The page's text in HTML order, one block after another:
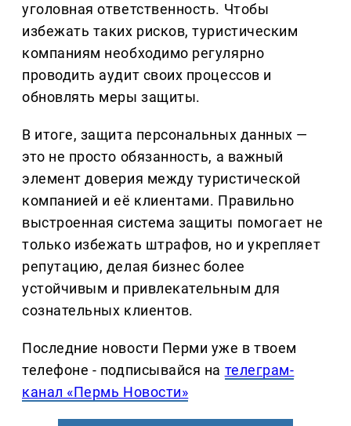
уголовная ответственность. Чтобы
избежать таких рисков, туристическим
компаниям необходимо регулярно
проводить аудит своих процессов и
обновлять меры защиты.
В итоге, защита персональных данных —
это не просто обязанность, а важный
элемент доверия между туристической
компанией и её клиентами. Правильно
выстроенная система защиты помогает не
только избежать штрафов, но и укрепляет
репутацию, делая бизнес более
устойчивым и привлекательным для
сознательных клиентов.
Последние новости Перми уже в твоем
телефоне - подписывайся на телеграм-
канал «Пермь Новости»